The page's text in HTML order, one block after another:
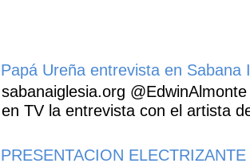
Papá Ureña entrevista en Sabana
sabanaiglesia.org
en TV la entrevista con el artista
PRESENTACION